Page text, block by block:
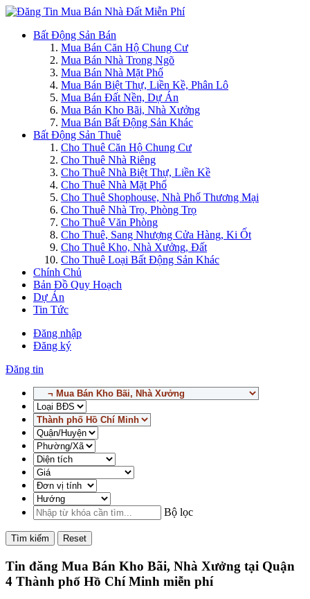
Bất Động Sản Bán
Mua Bán Căn Hộ Chung Cư
Mua Bán Nhà Trong Ngõ
Mua Bán Nhà Mặt Phố
Mua Bán Biệt Thự, Liền Kề, Phân Lô
Mua Bán Đất Nền, Dự Án
Mua Bán Kho Bãi, Nhà Xưởng
Mua Bán Bất Động Sản Khác
Bất Động Sản Thuê
Cho Thuê Căn Hộ Chung Cư
Cho Thuê Nhà Riêng
Cho Thuê Nhà Biệt Thự, Liền Kề
Cho Thuê Nhà Mặt Phố
Cho Thuê Shophouse, Nhà Phố Thương Mại
Cho Thuê Nhà Trọ, Phòng Trọ
Cho Thuê Văn Phòng
Cho Thuê, Sang Nhượng Cửa Hàng, Ki Ốt
Cho Thuê Kho, Nhà Xưởng, Đất
Cho Thuê Loại Bất Động Sản Khác
Chính Chủ
Bản Đồ Quy Hoạch
Dự Án
Tin Tức
Đăng nhập
Đăng ký
Đăng tin
Bộ lọc
Tìm kiếm Reset
Tin đăng Mua Bán Kho Bãi, Nhà Xưởng tại Quận
4 Thành phố Hồ Chí Minh miễn phí